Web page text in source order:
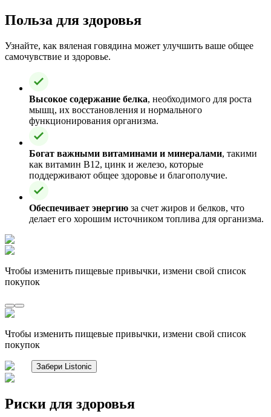
Польза для здоровья
Узнайте, как вяленая говядина может улучшить ваше общее
самочувствие и здоровье.
Высокое содержание белка, необходимого для роста
мышц, их восстановления и нормального
функционирования организма.
Богат важными витаминами и минералами, такими
как витамин B12, цинк и железо, которые
поддерживают общее здоровье и благополучие.
Обеспечивает энергию за счет жиров и белков, что
делает его хорошим источником топлива для организма.
Чтобы изменить пищевые привычки, измени свой список
покупок
Чтобы изменить пищевые привычки, измени свой список
покупок
Забери Listonic
Риски для здоровья